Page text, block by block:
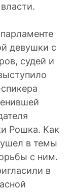
девушки с
судей и
Рошка. Как
ушел в темы
с ним.
в